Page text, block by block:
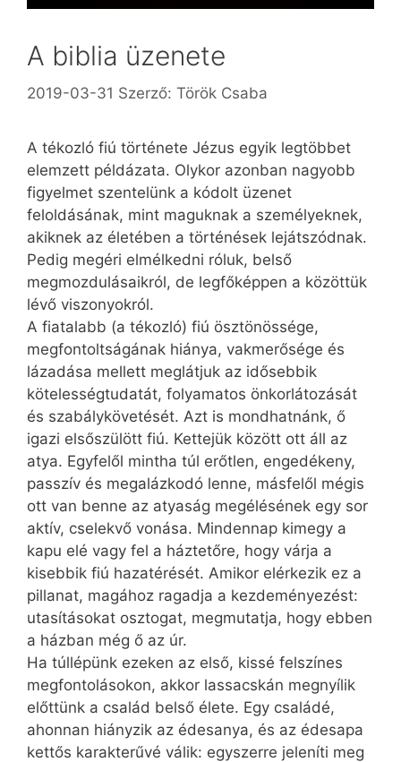
A biblia üzenete
2019-03-31 Szerző: Török Csaba
A tékozló fiú története Jézus egyik legtöbbet
elemzett példázata. Olykor azonban nagyobb
figyelmet szentelünk a kódolt üzenet
feloldásának, mint maguknak a személyeknek,
akiknek az életében a történések lejátszódnak.
Pedig megéri elmélkedni róluk, belső
megmozdulásaikról, de legfőképpen a közöttük
lévő viszonyokról.
A fiatalabb (a tékozló) fiú ösztönössége,
megfontoltságának hiánya, vakmerősége és
lázadása mellett meglátjuk az idősebbik
kötelességtudatát, folyamatos önkorlátozását
és szabálykövetését. Azt is mondhatnánk, ő
igazi elsőszülött fiú. Kettejük között ott áll az
atya. Egyfelől mintha túl erőtlen, engedékeny,
passzív és megalázkodó lenne, másfelől mégis
ott van benne az atyaság megélésének egy sor
aktív, cselekvő vonása. Mindennap kimegy a
kapu elé vagy fel a háztetőre, hogy várja a
kisebbik fiú hazatérését. Amikor elérkezik ez a
pillanat, magához ragadja a kezdeményezést:
utasításokat osztogat, megmutatja, hogy ebben
a házban még ő az úr.
Ha túllépünk ezeken az első, kissé felszínes
megfontolásokon, akkor lassacskán megnyílik
előttünk a család belső élete. Egy családé,
ahonnan hiányzik az édesanya, és az édesapa
kettős karakterűvé válik: egyszerre jeleníti meg